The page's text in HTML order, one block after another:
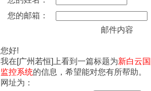
您的邮箱：
邮件内容
您好!
我在[广州若恒] 上看到一篇标题为新白云
监控系统的信息，希望能对您有所帮助。
网址为：